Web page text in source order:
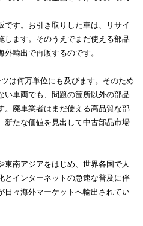
です。お引き取りした車は、リサイ
します。そのうえでまだ使える部品
輸出で再販するのです。
は何万単位にも及びます。そのため
い車両でも、問題の箇所以外の部品
。廃車業者はまだ使える高品質な部
新たな価値を見出して中古部品市場
東南アジアをはじめ、世界各国で人
とインターネットの急速な普及に伴
日々海外マーケットへ輸出されてい